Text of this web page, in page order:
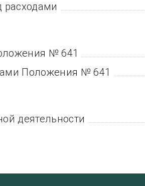
№ 641
Положения № 641
деятельности